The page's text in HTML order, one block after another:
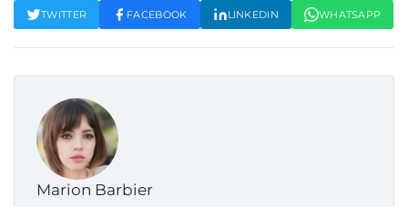
TWITTER FACEBOOK LINKEDIN WHATSAPP
Marion Barbier